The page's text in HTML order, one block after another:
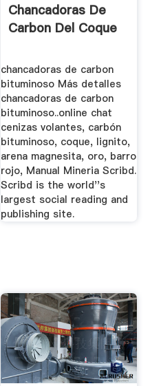
Chancadoras De
Carbon Del Coque
chancadoras de carbon
bituminoso Más detalles
chancadoras de carbon
bituminoso..online chat
cenizas volantes, carbón
bituminoso, coque, lignito,
arena magnesita, oro, barro
rojo, Manual Mineria Scribd.
Scribd is the world''s
largest social reading and
publishing site.